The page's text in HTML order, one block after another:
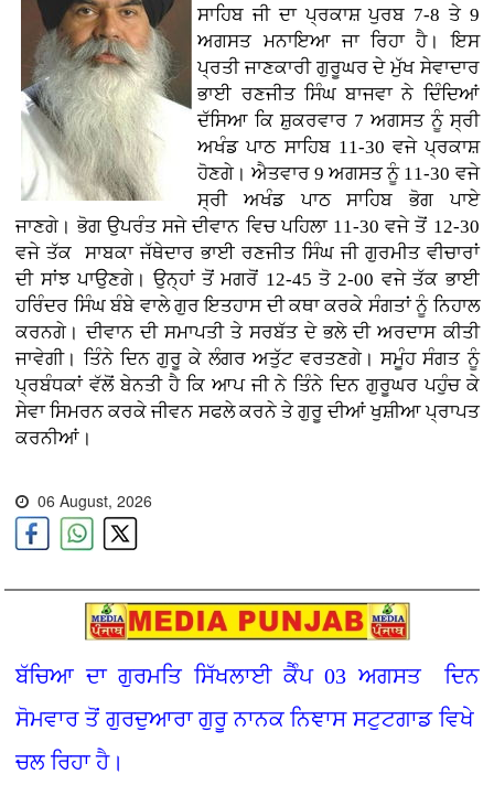
ਸਾਹਿਬ ਜੀ ਦਾ ਪ੍ਰਕਾਸ਼ ਪੁਰਬ 7-8 ਤੇ 9
ਅਗਸਤ ਮਨਾਇਆ ਜਾ ਰਿਹਾ ਹੈ। ਇਸ
ਪ੍ਰਤੀ ਜਾਣਕਾਰੀ ਗੁਰੂਘਰ ਦੇ ਮੁੱਖ ਸੇਵਾਦਾਰ
ਭਾਈ ਰਣਜੀਤ ਸਿੰਘ ਬਾਜਵਾ ਨੇ ਦਿੰਦਿਆਂ
ਦੱਸਿਆ ਕਿ ਸ਼ੁਕਰਵਾਰ 7 ਅਗਸਤ ਨੂੰ ਸ੍ਰੀ
ਅਖੰਡ ਪਾਠ ਸਾਹਿਬ 11-30 ਵਜੇ ਪ੍ਰਕਾਸ਼
ਹੋਣਗੇ। ਐਤਵਾਰ 9 ਅਗਸਤ ਨੂੰ 11-30 ਵਜੇ
ਸ੍ਰੀ ਅਖੰਡ ਪਾਠ ਸਾਹਿਬ ਭੋਗ ਪਾਏ
ਜਾਣਗੇ। ਭੋਗ ਉਪਰੰਤ ਸਜੇ ਦੀਵਾਨ ਵਿਚ ਪਹਿਲਾ 11-30 ਵਜੇ ਤੋਂ 12-30
ਵਜੇ ਤੱਕ ਸਾਬਕਾ ਜੱਥੇਦਾਰ ਭਾਈ ਰਣਜੀਤ ਸਿੰਘ ਜੀ ਗੁਰਮੀਤ ਵੀਚਾਰਾਂ
ਦੀ ਸਾਂਝ ਪਾਉਣਗੇ। ਉਨ੍ਹਾਂ ਤੋਂ ਮਗਰੋਂ 12-45 ਤੋ 2-00 ਵਜੇ ਤੱਕ ਭਾਈ
ਹਰਿੰਦਰ ਸਿੰਘ ਬੰਬੇ ਵਾਲੇ ਗੁਰ ਇਤਹਾਸ ਦੀ ਕਥਾ ਕਰਕੇ ਸੰਗਤਾਂ ਨੂੰ ਨਿਹਾਲ
ਕਰਨਗੇ। ਦੀਵਾਨ ਦੀ ਸਮਾਪਤੀ ਤੇ ਸਰਬੱਤ ਦੇ ਭਲੇ ਦੀ ਅਰਦਾਸ ਕੀਤੀ
ਜਾਵੇਗੀ। ਤਿੰਨੇ ਦਿਨ ਗੁਰੂ ਕੇ ਲੰਗਰ ਅਤੁੱਟ ਵਰਤਣਗੇ। ਸਮੂੰਹ ਸੰਗਤ ਨੂੰ
ਪ੍ਰਬੰਧਕਾਂ ਵੱਲੋਂ ਬੇਨਤੀ ਹੈ ਕਿ ਆਪ ਜੀ ਨੇ ਤਿੰਨੇ ਦਿਨ ਗੁਰੂਘਰ ਪਹੁੰਚ ਕੇ
ਸੇਵਾ ਸਿਮਰਨ ਕਰਕੇ ਜੀਵਨ ਸਫਲੇ ਕਰਨੇ ਤੇ ਗੁਰੂ ਦੀਆਂ ਖੁਸ਼ੀਆ ਪ੍ਰਾਪਤ
ਕਰਨੀਆਂ।
06 August, 2026
ਬੱਚਿਆ ਦਾ ਗੁਰਮਤਿ ਸਿੱਖਲਾਈ ਕੈੰਪ 03 ਅਗਸਤ ਦਿਨ
ਸੋਮਵਾਰ ਤੋਂ ਗੁਰਦੁਆਰਾ ਗੁਰੂ ਨਾਨਕ ਨਿਞਾਸ ਸਟੁਟਗਾਡ ਵਿਖੇ
ਚਲ ਰਿਹਾ ਹੈ।